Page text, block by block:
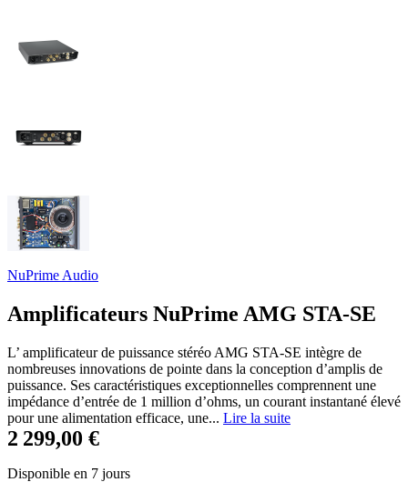
NuPrime Audio
Amplificateurs NuPrime AMG STA-SE
L’ amplificateur de puissance stéréo AMG STA-SE intègre de
nombreuses innovations de pointe dans la conception d’amplis de
puissance. Ses caractéristiques exceptionnelles comprennent une
impédance d’entrée de 1 million d’ohms, un courant instantané élevé
pour une alimentation efficace, une... Lire la suite
2 299,00 €
Disponible en 7 jours